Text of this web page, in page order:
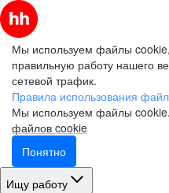
Мы используем файлы
правильную работу нашего
сетевой трафик.
Правила использования
Мы используем файлы cookie.
файлов cookie
Понятно
Ищу работу